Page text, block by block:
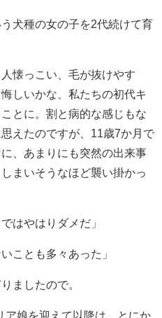
犬種の女の子を2代続けて育
懐っこい、毛が抜けやす
しいかな、私たちの初代キ
とに。割と病的な感じもな
えたのですが、11歳7か月で
、あまりにも突然の出来事
まいそうなほど襲い掛かっ
はやはりダメだ」
ことも多々あった」
ましたので。
ア娘を迎えて以降は、とにか